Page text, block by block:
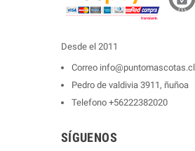
Desde el 2011
Correo info@puntomascotas.cl
Pedro de valdivia 3911, ñuñoa
Telefono +56222382020
SÍGUENOS